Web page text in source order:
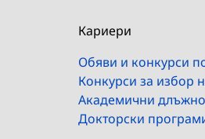
Кариери
Обяви и конкурси
Конкурси за избор
Академични
Докторски